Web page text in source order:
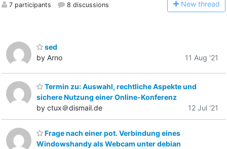
7 participants 8 discussions New thread
sed
by Arno
11 Aug '21
Termin zu: Auswahl, rechtliche Aspekte und
sichere Nutzung einer Online-Konferenz
by ctux＠dismail.de
12 Jul '21
Frage nach einer pot. Verbindung eines
Windowshandy als Webcam unter debian